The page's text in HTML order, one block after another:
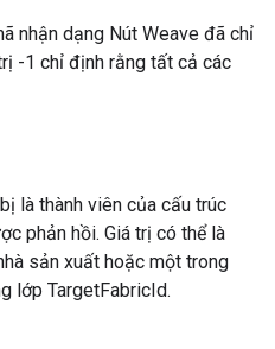
nhận dạng Nút Weave đã chỉ
-1 chỉ định rằng tất cả các
là thành viên của cấu trúc
phản hồi. Giá trị có thể là
sản xuất hoặc một trong
lớp TargetFabricId.